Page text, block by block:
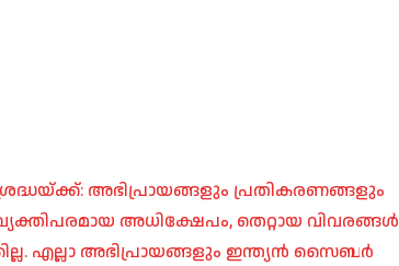
അഭിപ്രായങ്ങളും പ്രതികരണങ്ങളും
അധിക്ഷേപം, തെറ്റായ വിവരങ്ങൾ
എല്ലാ അഭിപ്രായങ്ങളും ഇന്ത്യൻ സൈബർ